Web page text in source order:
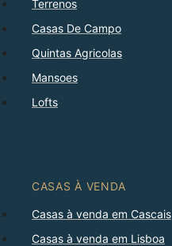
Terrenos
Casas De Campo
Quintas Agricolas
Mansoes
Lofts
CASAS À VENDA
Casas à venda em Cascais
Casas à venda em Lisboa